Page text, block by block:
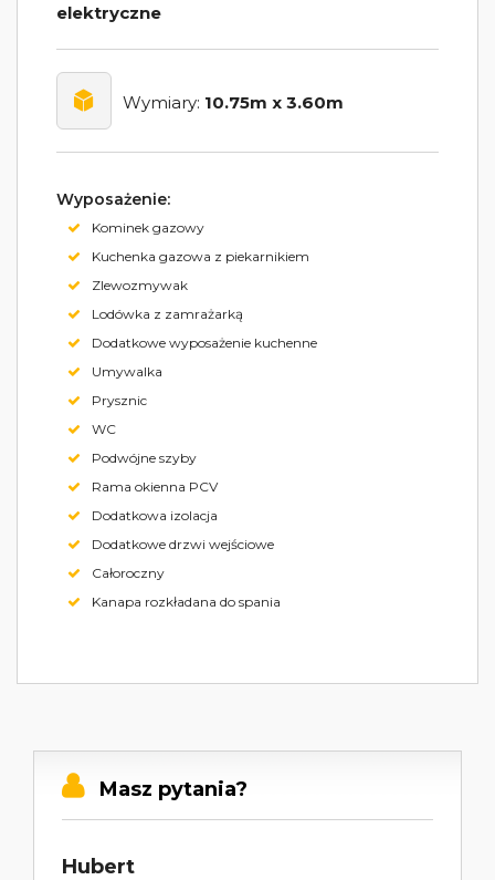
elektryczne
Wymiary: 10.75m x 3.60m
Wyposażenie:
Kominek gazowy
Kuchenka gazowa z piekarnikiem
Zlewozmywak
Lodówka z zamrażarką
Dodatkowe wyposażenie kuchenne
Umywalka
Prysznic
WC
Podwójne szyby
Rama okienna PCV
Dodatkowa izolacja
Dodatkowe drzwi wejściowe
Całoroczny
Kanapa rozkładana do spania
Masz pytania?
Hubert